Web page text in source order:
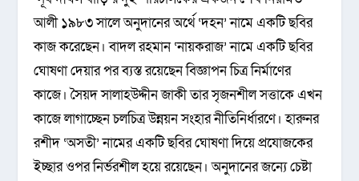
আলী ১৯৮৩ সালে অনুদানের অর্থে ‘দহন’ নামে একটি ছবির
কাজ করেছেন। বাদল রহমান ‘নায়করাজ’ নামে একটি ছবির
ঘোষণা দেয়ার পর ব্যস্ত রয়েছেন বিজ্ঞাপন চিত্র নির্মাণের
কাজে। সৈয়দ সালাহউদ্দীন জাকী তার সৃজনশীল সত্তাকে এখন
কাজে লাগাচ্ছেন চলচিত্র উন্নয়ন সংহার নীতিনির্ধারণে। হারুনর
রশীদ ‘অসতী’ নামের একটি ছবির ঘোষণা দিয়ে প্রযোজকের
ইচ্ছার ওপর নির্ভরশীল হয়ে রয়েছেন। অনুদানের জন্যে চেষ্টা